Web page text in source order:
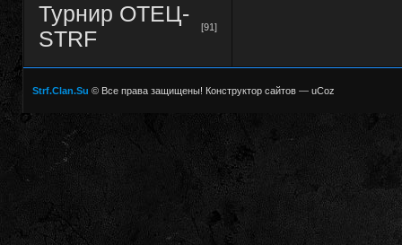
Турнир ОТЕЦ-
STRF
[91]
Strf.Clan.Su © Все права защищены! Конструктор сайтов— uCoz